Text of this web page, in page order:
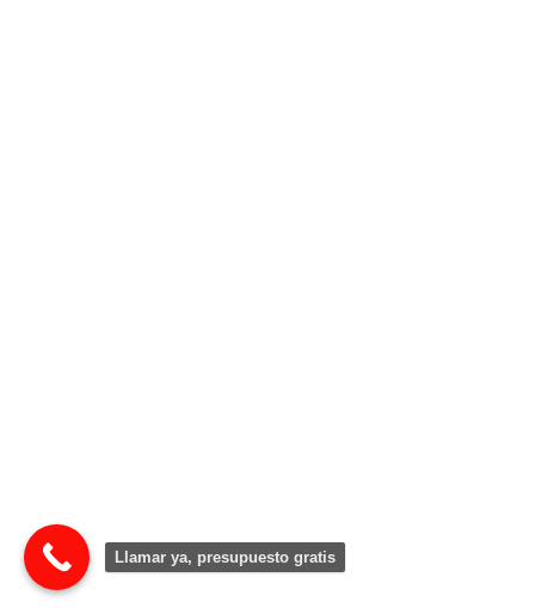
Llamar ya, presupuesto gratis